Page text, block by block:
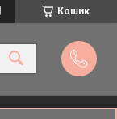
Кошик